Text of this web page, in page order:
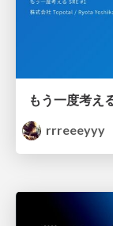
rrreeeyyy